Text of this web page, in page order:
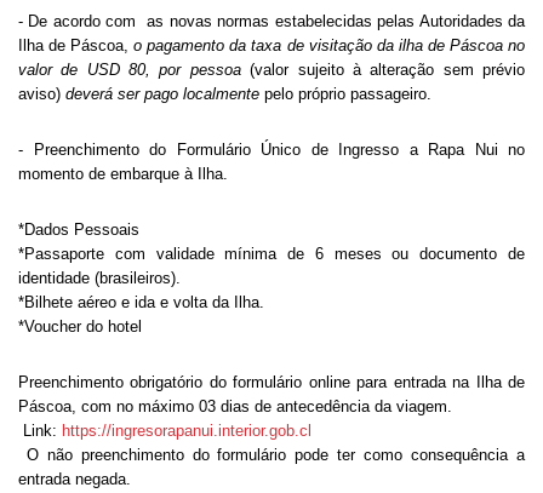
- De acordo com as novas normas estabelecidas pelas Autoridades da
Ilha de Páscoa, o pagamento da taxa de visitação da ilha de Páscoa no
valor de USD 80, por pessoa(valor sujeito à alteração sem prévio
aviso) deverá ser pago localmente pelo próprio passageiro.
- Preenchimento do Formulário Único de Ingresso a Rapa Nui no
momento de embarque à Ilha.
*Dados Pessoais
*Passaporte com validade mínima de 6 meses ou documento de
identidade (brasileiros).
*Bilhete aéreo e ida e volta da Ilha.
*Voucher do hotel
Preenchimento obrigatório do formulário online para entrada na Ilha de
Páscoa, com no máximo 03 dias de antecedência da viagem.
Link: https://ingresorapanui.interior.gob.cl
O não preenchimento do formulário pode ter como consequência a
entrada negada.